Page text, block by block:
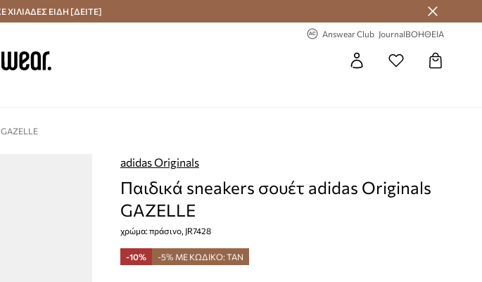
24 ώρες Εξοικονομήστε με το Answear Club
ΧΙΛΙΑΔΕΣ ΕΙΔΗ [ΔΕΙΤΕ]
Answear Club JournalΒΟΗΘΕΙΑ
adidas Originals
Παιδικά sneakers σουέτ adidas Originals
GAZELLE
χρώμα: πράσινο, JR7428
-10% -5% ΜΕ ΚΩΔΙΚΟ: TAN